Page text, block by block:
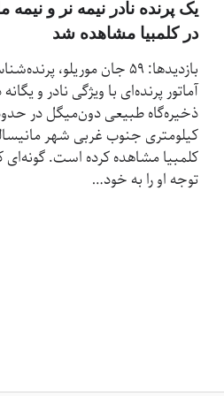
یک پرنده‌ نادر نیمه نر و نیمه
در کلمبیا مشاهده شد
بازدیدها: 59 جان موریلو،
آماتور پرنده‌ای با ویژگی نادر و
کیلومتری جنوب‌ غربی شهر
کلمبیا مشاهده کرده است. گونه‌ای
توجه او را به خود…